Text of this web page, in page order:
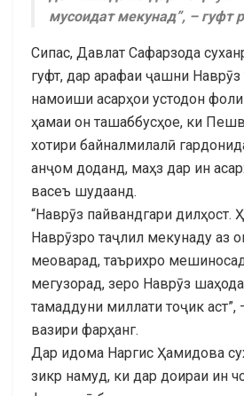
мусоидат мекунад”, – гуфт
Сипас, Давлат Сафарзода
гуфт, дар арафаи ҷашни
намоиши асарҳои устодон фоли
ҳамаи он ташаббусҳое, ки
хотири байналмилалӣ
анҷом доданд, маҳз дар ин
васеъ шудаанд.
“Наврӯз пайвандгари дилҳост.
Наврӯзро таҷлил мекунаду аз
меоварад, таърихро
мегузорад, зеро Наврӯз
тамаддуни миллати тоҷик
вазири фарҳанг.
Дар идома Наргис Ҳамидова
зикр намуд, ки дар доираи ин